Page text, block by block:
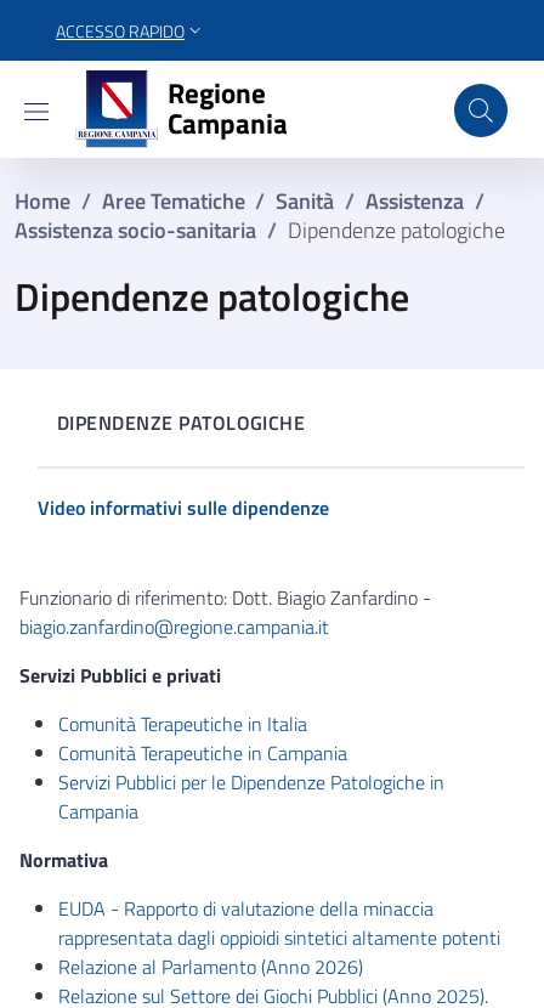
ACCESSO RAPIDO
Regione Campania
Regione
Campania
Home / Aree Tematiche / Sanità / Assistenza /
Assistenza socio-sanitaria / Dipendenze patologiche
Dipendenze patologiche
DIPENDENZE PATOLOGICHE
Video informativi sulle dipendenze
Funzionario di riferimento: Dott. Biagio Zanfardino -
biagio.zanfardino@regione.campania.it
Servizi Pubblici e privati
Comunità Terapeutiche in Italia
Comunità Terapeutiche in Campania
Servizi Pubblici per le Dipendenze Patologiche in
Campania
Normativa
EUDA - Rapporto di valutazione della minaccia
rappresentata dagli oppioidi sintetici altamente potenti
Relazione al Parlamento (Anno 2026)
Relazione sul Settore dei Giochi Pubblici (Anno 2025).